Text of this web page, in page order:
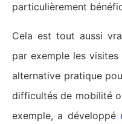
particulièrement
Cela est tout aussi
par exemple les
alternative pratique
difficultés de mobilité
exemple, a développé